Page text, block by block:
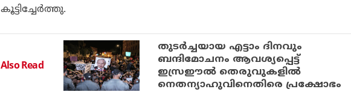
കൂട്ടിച്ചേര്‍ത്തു.
Also Read
തുടര്‍ച്ചയായ എട്ടാം ദിനവും
ബന്ദിമോചനം ആവശ്യപ്പെട്ട്
ഇസ്രഈല്‍ തെരുവുകളില്‍
നെതന്യാഹുവിനെതിരെ പ്രക്ഷോഭം